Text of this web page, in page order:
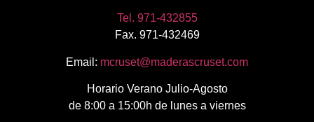
Tel. 971-432855
Fax. 971-432469
Email: mcruset@maderascruset.com
Horario Verano Julio-Agosto
de 8:00 a 15:00h de lunes a viernes